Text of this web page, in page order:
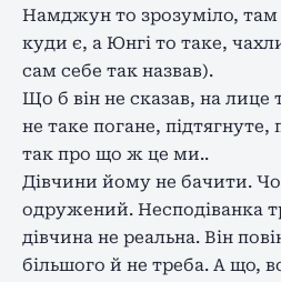
Намджун то зрозуміло, там
куди є, а Юнгі то таке,
сам себе так назвав).
Що б він не сказав, на лице
не таке погане, підтягнуте,
так про що ж це ми..
Дівчини йому не бачити.
одружений. Несподіванка
дівчина не реальна. Він
більшого й не треба. А що,